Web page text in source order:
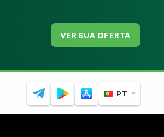
VER SUA OFERTA
PT